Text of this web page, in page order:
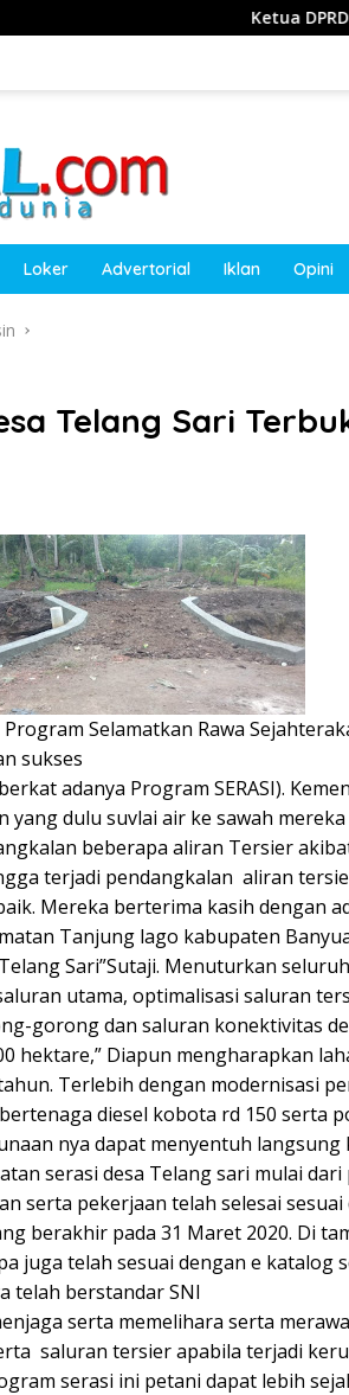
Ketua DPRD Provinsi
Loker Advertorial Iklan Opini
Telang Sari
Selamatkan Rawa
sukses
adanya Program SERASI).
yang dulu suvlai air ke sawah
beberapa aliran Tersier
terjadi pendangkalan aliran
Mereka berterima kasih dengan
Tanjung lago kabupaten
Sari”Sutaji. Menuturkan
utama, optimalisasi saluran
gorong dan saluran konektivitas
hektare,” Diapun mengharapkan
Terlebih dengan modernisasi
diesel kobota rd 150 serta
nya dapat menyentuh langsung
serasi desa Telang sari mulai
serta pekerjaan telah selesai sesuai
berakhir pada 31 Maret 2020. Di
juga telah sesuai dengan e katalog
telah berstandar SNI
serta memelihara serta
saluran tersier apabila terjadi
serasi ini petani dapat lebih